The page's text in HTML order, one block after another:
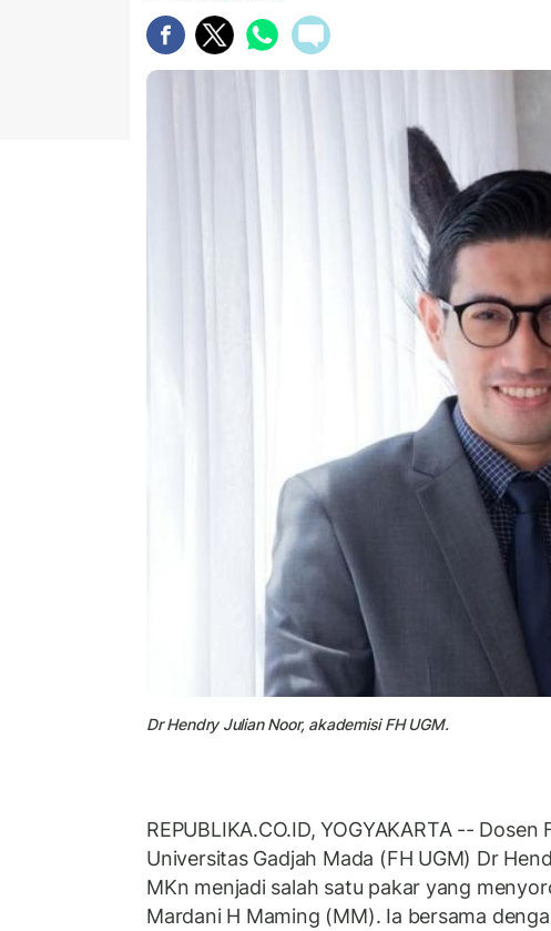
Dr Hendry Julian Noor, akademisi FH UGM.
REPUBLIKA.CO.ID, YOGYAKARTA -- Dosen
Universitas Gadjah Mada (FH UGM) Dr
MKn menjadi salah satu pakar yang
Mardani H Maming (MM). Ia bersama